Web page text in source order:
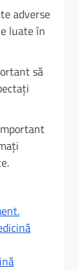
adverse
luate în
să